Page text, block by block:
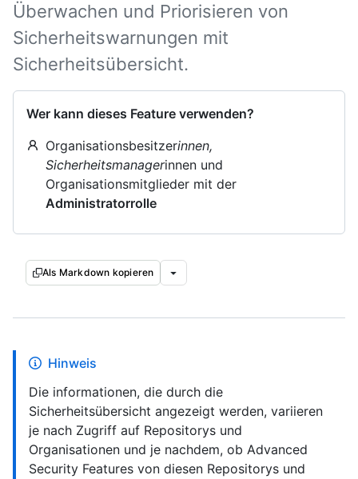
Überwachen und Priorisieren von
Sicherheitswarnungen mit
Sicherheitsübersicht.
Wer kann dieses Feature verwenden?
Organisationsbesitzerinnen,
Sicherheitsmanagerinnen und
Organisationsmitglieder mit der
Administratorrolle
Als Markdown kopieren
Hinweis
Die informationen, die durch die
Sicherheitsübersicht angezeigt werden, variieren
je nach Zugriff auf Repositorys und
Organisationen und je nachdem, ob Advanced
Security Features von diesen Repositorys und